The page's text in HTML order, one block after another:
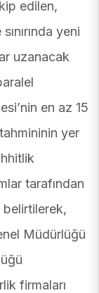
edilen,
yeni
uzanacak
en az 15
yer
tarafından
belirtilerek,
Müdürlüğü
firmaları